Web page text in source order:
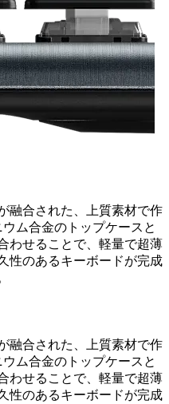
融合された、上質素材で作
ム合金のトップケースと
わせることで、軽量で超薄
性のあるキーボードが完成
融合された、上質素材で作
ム合金のトップケースと
わせることで、軽量で超薄
性のあるキーボードが完成